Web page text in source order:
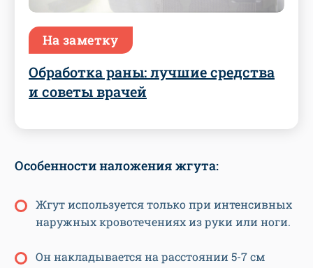
На заметку
Обработка раны: лучшие средства
и советы врачей
Особенности наложения жгута:
Жгут используется только при интенсивных
наружных кровотечениях из руки или ноги.
Он накладывается на расстоянии 5-7 см